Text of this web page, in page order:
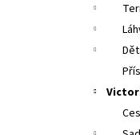
SWISS